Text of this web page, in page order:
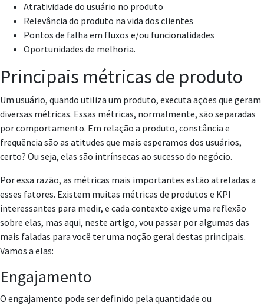
Atratividade do usuário no produto
Relevância do produto na vida dos clientes
Pontos de falha em fluxos e/ou funcionalidades
Oportunidades de melhoria.
Principais métricas de produto
Um usuário, quando utiliza um produto, executa ações que geram
diversas métricas. Essas métricas, normalmente, são separadas
por comportamento. Em relação a produto, constância e
frequência são as atitudes que mais esperamos dos usuários,
certo? Ou seja, elas são intrínsecas ao sucesso do negócio.
Por essa razão, as métricas mais importantes estão atreladas a
esses fatores. Existem muitas métricas de produtos e KPI
interessantes para medir, e cada contexto exige uma reflexão
sobre elas, mas aqui, neste artigo, vou passar por algumas das
mais faladas para você ter uma noção geral destas principais.
Vamos a elas:
Engajamento
O engajamento pode ser definido pela quantidade ou